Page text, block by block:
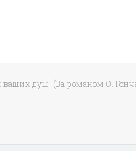
душ. (За романом О.